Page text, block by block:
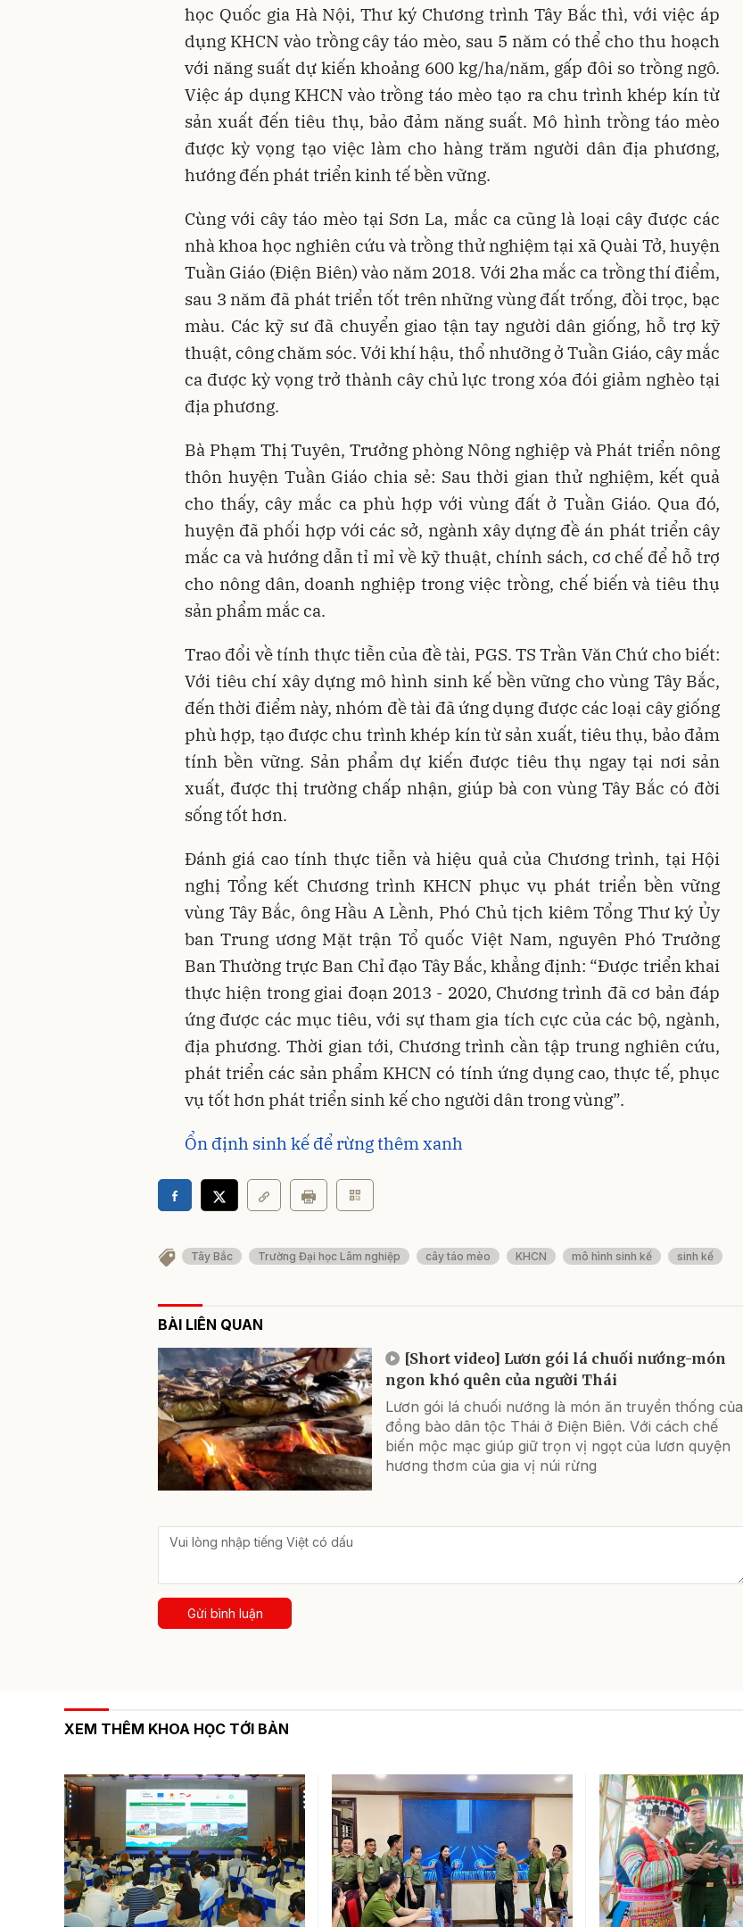
học Quốc gia Hà Nội, Thư ký Chương trình Tây Bắc thì, với việc áp
dụng KHCN vào trồng cây táo mèo, sau 5 năm có thể cho thu hoạch
với năng suất dự kiến khoảng 600 kg/ha/năm, gấp đôi so trồng ngô.
Việc áp dụng KHCN vào trồng táo mèo tạo ra chu trình khép kín từ
sản xuất đến tiêu thụ, bảo đảm năng suất. Mô hình trồng táo mèo
được kỳ vọng tạo việc làm cho hàng trăm người dân địa phương,
hướng đến phát triển kinh tế bền vững.
Cùng với cây táo mèo tại Sơn La, mắc ca cũng là loại cây được các
nhà khoa học nghiên cứu và trồng thử nghiệm tại xã Quài Tở, huyện
Tuần Giáo (Điện Biên) vào năm 2018. Với 2ha mắc ca trồng thí điểm,
sau 3 năm đã phát triển tốt trên những vùng đất trống, đồi trọc, bạc
màu. Các kỹ sư đã chuyển giao tận tay người dân giống, hỗ trợ kỹ
thuật, công chăm sóc. Với khí hậu, thổ nhưỡng ở Tuần Giáo, cây mắc
ca được kỳ vọng trở thành cây chủ lực trong xóa đói giảm nghèo tại
địa phương.
Bà Phạm Thị Tuyên, Trưởng phòng Nông nghiệp và Phát triển nông
thôn huyện Tuần Giáo chia sẻ: Sau thời gian thử nghiệm, kết quả
cho thấy, cây mắc ca phù hợp với vùng đất ở Tuần Giáo. Qua đó,
huyện đã phối hợp với các sở, ngành xây dựng đề án phát triển cây
mắc ca và hướng dẫn tỉ mỉ về kỹ thuật, chính sách, cơ chế để hỗ trợ
cho nông dân, doanh nghiệp trong việc trồng, chế biến và tiêu thụ
sản phẩm mắc ca.
Trao đổi về tính thực tiễn của đề tài, PGS. TS Trần Văn Chứ cho biết:
Với tiêu chí xây dựng mô hình sinh kế bền vững cho vùng Tây Bắc,
đến thời điểm này, nhóm đề tài đã ứng dụng được các loại cây giống
phù hợp, tạo được chu trình khép kín từ sản xuất, tiêu thụ, bảo đảm
tính bền vững. Sản phẩm dự kiến được tiêu thụ ngay tại nơi sản
xuất, được thị trường chấp nhận, giúp bà con vùng Tây Bắc có đời
sống tốt hơn.
Đánh giá cao tính thực tiễn và hiệu quả của Chương trình, tại Hội
nghị Tổng kết Chương trình KHCN phục vụ phát triển bền vững
vùng Tây Bắc, ông Hầu A Lềnh, Phó Chủ tịch kiêm Tổng Thư ký Ủy
ban Trung ương Mặt trận Tổ quốc Việt Nam, nguyên Phó Trưởng
Ban Thường trực Ban Chỉ đạo Tây Bắc, khẳng định: “Được triển khai
thực hiện trong giai đoạn 2013 - 2020, Chương trình đã cơ bản đáp
ứng được các mục tiêu, với sự tham gia tích cực của các bộ, ngành,
địa phương. Thời gian tới, Chương trình cần tập trung nghiên cứu,
phát triển các sản phẩm KHCN có tính ứng dụng cao, thực tế, phục
vụ tốt hơn phát triển sinh kế cho người dân trong vùng”.
Ổn định sinh kế để rừng thêm xanh
Tây Bắc Trường Đại học Lâm nghiệp cây táo mèo KHCN mô hình sinh kế sinh kế
BÀI LIÊN QUAN
[Short video] Lươn gói lá chuối nướng-món
ngon khó quên của người Thái
Lươn gói lá chuối nướng là món ăn truyền thống của
đồng bào dân tộc Thái ở Điện Biên. Với cách chế
biến mộc mạc giúp giữ trọn vị ngọt của lươn quyện
hương thơm của gia vị núi rừng
Gửi bình luận
XEM THÊM KHOA HỌC TỚI BẢN